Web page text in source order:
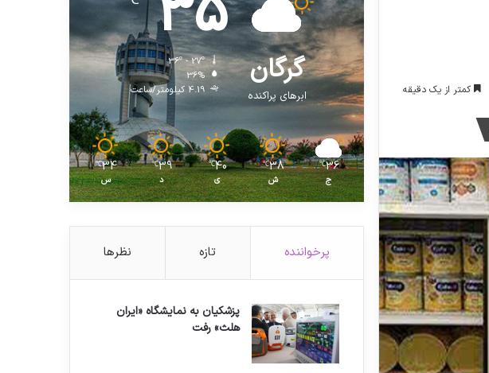
کمتر از یک دقیقه
گرگان
ابرهای پراکنده
36º - 27º
36%
4.19 کیلومتر/ساعت
36
℃
ج
38
℃
ش
40
℃
ی
39
℃
د
34
℃
س
پرخواننده تازه نظرها
پزشکیان به نمایشگاه «ایران
هلث» رفت